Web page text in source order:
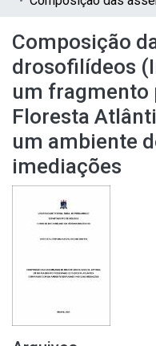
Composição
drosofilídeos
um fragmento
Floresta
um ambiente
imediações